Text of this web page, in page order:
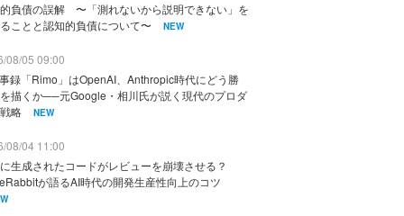
負債の誤解 〜「測れないから説明できない」を
ことと認知的負債について〜
NEW
08/05 09:00
録「Rimo」はOpenAI、Anthropic時代にどう勝
描くか──元Google・相川氏が説く現代のプロダ
略
NEW
08/04 11:00
生成されたコードがレビューを崩壊させる？
が語るAI時代の開発生産性向上のコツ